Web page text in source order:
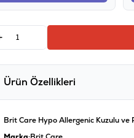
Ürün Özellikleri
Brit Care Hypo Allergenic Kuzulu ve